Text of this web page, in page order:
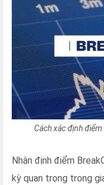
Cách xác định
Nhận định điểm
kỳ quan trọng trong